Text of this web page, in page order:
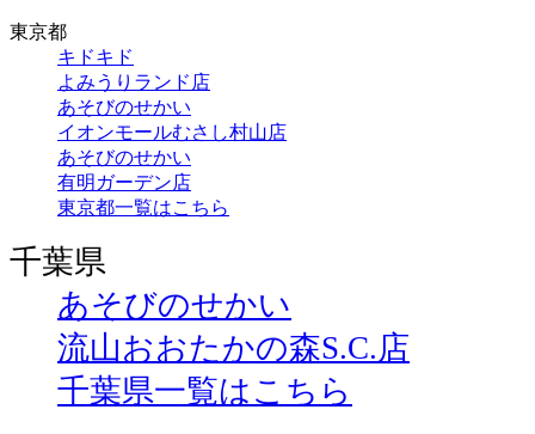
東京都
キドキド
よみうりランド店
あそびのせかい
イオンモールむさし村山店
あそびのせかい
有明ガーデン店
東京都一覧はこちら
千葉県
あそびのせかい
流山おおたかの森S.C.店
千葉県一覧はこちら